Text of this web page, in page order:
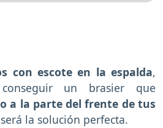
con escote en la espalda,
un brasier que
a la parte del frente de tus
la solución perfecta.